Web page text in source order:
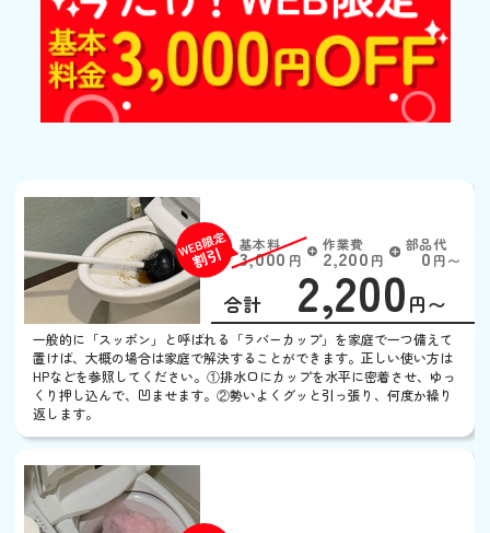
基本料
3,000 円 W
EB
限
定
割
引
作業費
2,200 円
部品代
0円〜
合計 2,200 円〜
一般的に「スッポン」と呼ばれる「ラバーカップ」を家庭で一つ備えて
置けば、大概の場合は家庭で解決することができます。正しい使い方は
HPなどを参照してください。①排水口にカップを水平に密着させ、ゆっ
くり押し込んで、凹ませます。②勢いよくグッと引っ張り、何度か繰り
返します。